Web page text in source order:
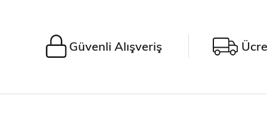
Güvenli Alışveriş